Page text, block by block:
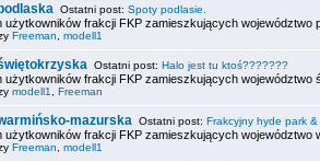
Ostatni post: Spoty podlasie.
użytkowników frakcji FKP zamieszkujących województwo
Freeman modell1
Ostatni post: Halo jest tu ktoś???????
użytkowników frakcji FKP zamieszkujących województwo
modell1 Freeman
mazurska Ostatni post: Frakcyjny hyde park
użytkowników frakcji FKP zamieszkujących województwo
Freeman modell1